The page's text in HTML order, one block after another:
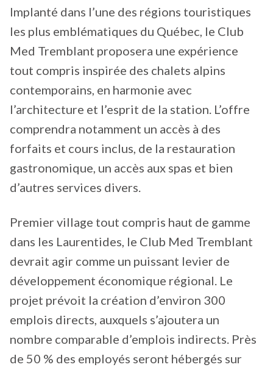
Implanté dans l’une des régions touristiques
les plus emblématiques du Québec, le Club
Med Tremblant proposera une expérience
tout compris inspirée des chalets alpins
contemporains, en harmonie avec
l’architecture et l’esprit de la station. L’offre
comprendra notamment un accès à des
forfaits et cours inclus, de la restauration
gastronomique, un accès aux spas et bien
d’autres services divers.
Premier village tout compris haut de gamme
dans les Laurentides, le Club Med Tremblant
devrait agir comme un puissant levier de
développement économique régional. Le
projet prévoit la création d’environ 300
emplois directs, auxquels s’ajoutera un
nombre comparable d’emplois indirects. Près
de 50 % des employés seront hébergés sur